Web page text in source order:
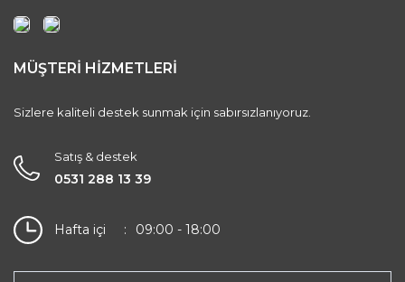
MÜŞTERİ HİZMETLERİ
Sizlere kaliteli destek sunmak için sabırsızlanıyoruz.
Satış & destek
0531 288 13 39
Hafta içi 09:00 - 18:00